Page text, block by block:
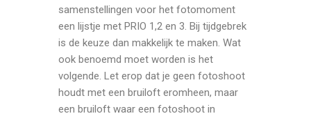
samenstellingen voor het fotomoment
een lijstje met PRIO 1,2 en 3. Bij tijdgebrek
is de keuze dan makkelijk te maken. Wat
ook benoemd moet worden is het
volgende. Let erop dat je geen fotoshoot
houdt met een bruiloft eromheen, maar
een bruiloft waar een fotoshoot in